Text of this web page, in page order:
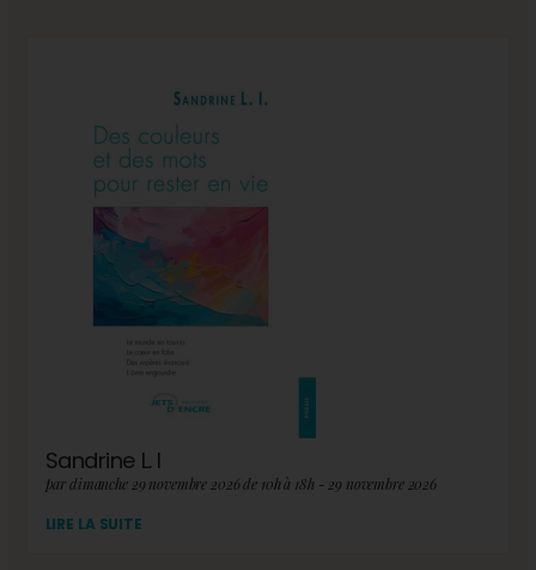
Sandrine L. I
par dimanche 29 novembre 2026 de 10h à 18h - 29 novembre 2026
LIRE LA SUITE